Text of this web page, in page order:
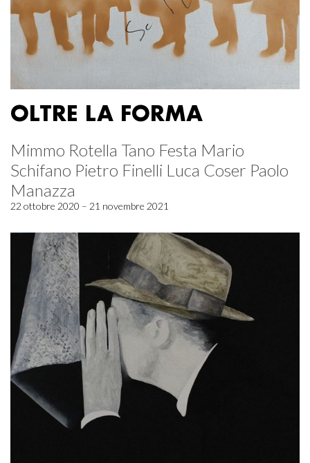
OLTRE LA FORMA
Mimmo Rotella Tano Festa Mario
Schifano Pietro Finelli Luca Coser Paolo
Manazza
22 ottobre 2020 – 21 novembre 2021